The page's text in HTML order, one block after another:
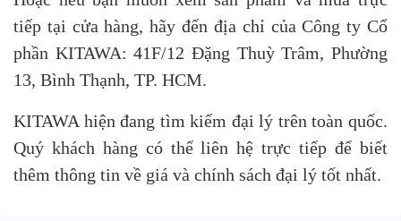
tiếp tại cửa hàng, hãy đến địa chỉ của Công ty Cổ
phần KITAWA: 41F/12 Đặng Thuỳ Trâm, Phường
13, Bình Thạnh, TP. HCM.
KITAWA hiện đang tìm kiếm đại lý trên toàn quốc.
Quý khách hàng có thể liên hệ trực tiếp để biết
thêm thông tin về giá và chính sách đại lý tốt nhất.